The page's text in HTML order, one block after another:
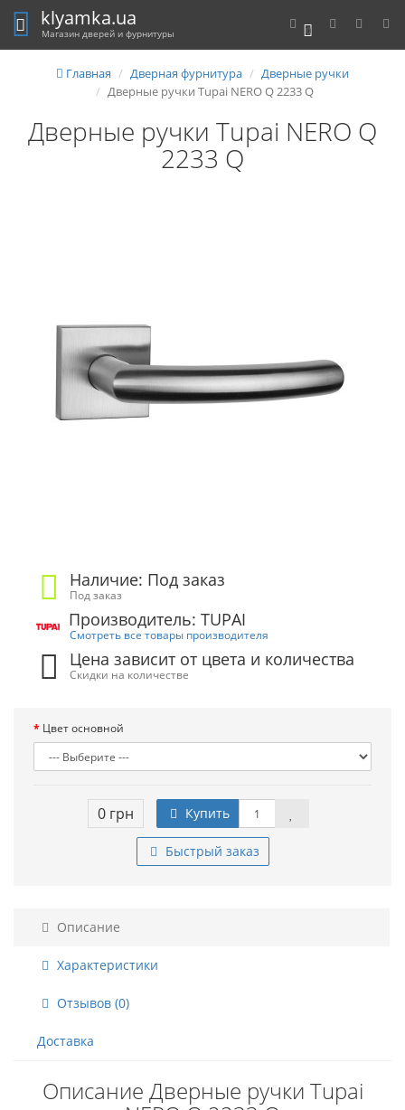
0
klyamka.ua
Магазин дверей и фурнитуры
Главная Дверная фурнитура
Дверные ручки
Дверные ручки Tupai NERO Q 2233 Q
Дверные ручки Tupai NERO Q
2233 Q
Наличие: Под заказ
Под заказ
Производитель: TUPAI
Смотреть все товары производителя
Цена зависит от цвета и количества
Скидки на количестве
Цвет основной
0 грн Купить
Быстрый заказ
Описание
Характеристики
Отзывов (0)
Доставка
Описание Дверные ручки Tupai